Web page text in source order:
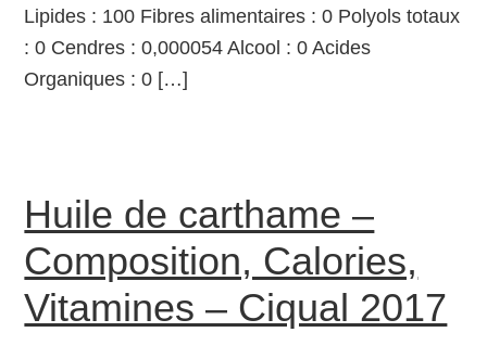
Lipides : 100 Fibres alimentaires : 0 Polyols totaux
: 0 Cendres : 0,000054 Alcool : 0 Acides
Organiques : 0 […]
Huile de carthame –
Composition, Calories,
Vitamines – Ciqual 2017